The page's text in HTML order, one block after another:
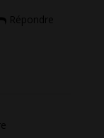
Répondre